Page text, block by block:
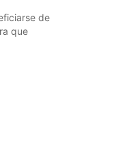
de
que